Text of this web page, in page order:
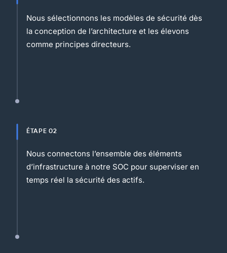
Nous sélectionnons les modèles de sécurité dès
la conception de l’architecture et les élevons
comme principes directeurs.
ÉTAPE 02
Nous connectons l’ensemble des éléments
d’infrastructure à notre SOC pour superviser en
temps réel la sécurité des actifs.